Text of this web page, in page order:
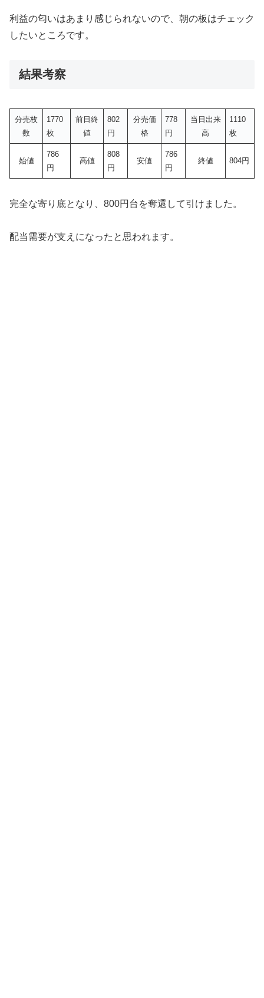
利益の匂いはあまり感じられないので、朝の板はチェック
したいところです。
結果考察
分売枚
数
1770
枚
前日終
値
802
円
分売価
格
778
円
当日出来
高
1110
枚
始値
786
円
高値
808
円
安値
786
円
終値 804円
完全な寄り底となり、800円台を奪還して引けました。
配当需要が支えになったと思われます。